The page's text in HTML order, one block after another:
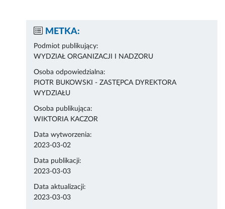
METKA:
Podmiot publikujący:
WYDZIAŁ ORGANIZACJI I NADZORU
Osoba odpowiedzialna:
PIOTR BUKOWSKI - ZASTĘPCA DYREKTORA
WYDZIAŁU
Osoba publikująca:
WIKTORIA KACZOR
Data wytworzenia:
2023-03-02
Data publikacji:
2023-03-03
Data aktualizacji:
2023-03-03